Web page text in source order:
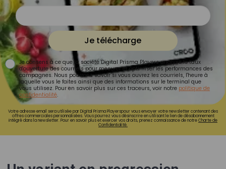
Je télécharge
Je consens à ce que la société Digital Prisma Players analyse le taux
d'ouverture des courriels pour mesurer et optimiser les performances des
campagnes. Nous pourrons savoir si vous ouvrez les courriels, l'heure à
laquelle vous le faites ainsi que des informations sur le terminal que
vous utilisez. Pour en savoir plus sur ces traceurs, voir notre politique de
confidentialité.
Votre adresse email sera utilisée par Digital Prisma Playerspour vous envoyer votre newsletter contenant des
offres commerciales personnalisées. Vous pourrez vous désinscrire en utilisant le lien de désabonnement
intégré dans la newsletter. Pour en savoir plus et exercer vos droits, prenez connaissance de notreCharte de
Confidentialité.